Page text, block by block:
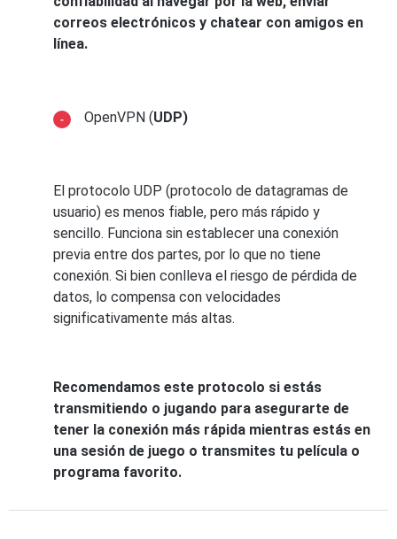
correos electrónicos y chatear con amigos en
línea.
OpenVPN (UDP)
El protocolo UDP (protocolo de datagramas de
usuario) es menos fiable, pero más rápido y
sencillo. Funciona sin establecer una conexión
previa entre dos partes, por lo que no tiene
conexión. Si bien conlleva el riesgo de pérdida de
datos, lo compensa con velocidades
significativamente más altas.
Recomendamos este protocolo si estás
transmitiendo o jugando para asegurarte de
tener la conexión más rápida mientras estás en
una sesión de juego o transmites tu película o
programa favorito.